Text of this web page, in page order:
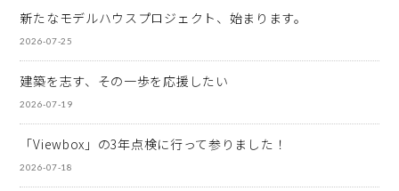
新たなモデルハウスプロジェクト、始まります。
2026-07-25
建築を志す、その一歩を応援したい
2026-07-19
「Viewbox」の3年点検に行って参りました！
2026-07-18